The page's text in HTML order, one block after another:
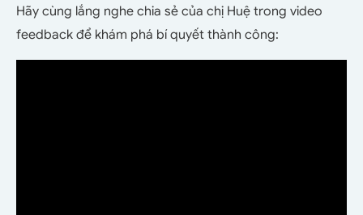
Hãy cùng lắng nghe chia sẻ của chị Huệ trong video
feedback để khám phá bí quyết thành công: